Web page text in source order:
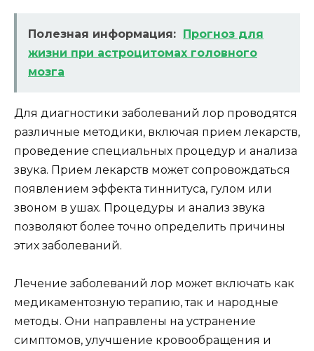
Полезная информация: Прогноз для
жизни при астроцитомах головного
мозга
Для диагностики заболеваний лор проводятся
различные методики, включая прием лекарств,
проведение специальных процедур и анализа
звука. Прием лекарств может сопровождаться
появлением эффекта тиннитуса, гулом или
звоном в ушах. Процедуры и анализ звука
позволяют более точно определить причины
этих заболеваний.
Лечение заболеваний лор может включать как
медикаментозную терапию, так и народные
методы. Они направлены на устранение
симптомов, улучшение кровообращения и